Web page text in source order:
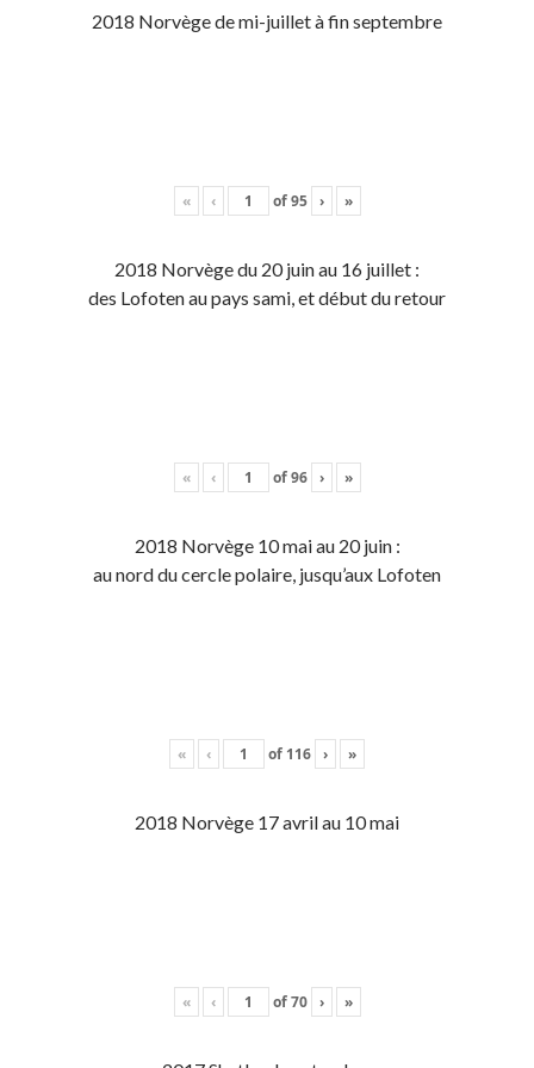
2018 Norvège de mi-juillet à fin septembre
« ‹ of95 › »
2018 Norvège du 20 juin au 16 juillet :
des Lofoten au pays sami, et début du retour
« ‹ of96 › »
2018 Norvège 10 mai au 20 juin :
au nord du cercle polaire, jusqu’aux Lofoten
« ‹ of 116 › »
2018 Norvège 17 avril au 10 mai
« ‹ of70 › »